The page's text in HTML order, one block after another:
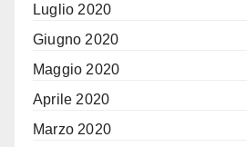
Luglio 2020
Giugno 2020
Maggio 2020
Aprile 2020
Marzo 2020